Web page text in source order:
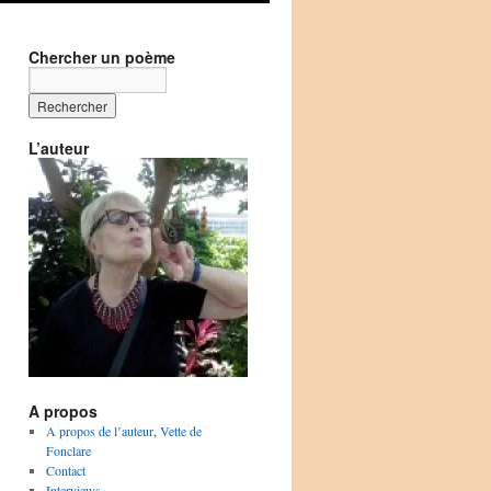
Chercher un poème
L’auteur
A propos
A propos de l’auteur, Vette de
Fonclare
Contact